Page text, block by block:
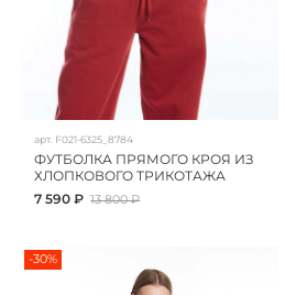
арт. F021-6325_8784
ФУТБОЛКА ПРЯМОГО КРОЯ ИЗ
ХЛОПКОВОГО ТРИКОТАЖА
7 590 ₽ 13 800 ₽
-30%